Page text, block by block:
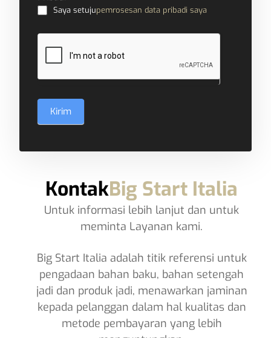
Saya setujupemrosesan data pribadi saya
Kirim
KontakBig Start Italia
Untuk informasi lebih lanjut dan untuk
meminta Layanan kami.
Big Start Italia adalah titik referensi untuk
pengadaan bahan baku, bahan setengah
jadi dan produk jadi, menawarkan jaminan
kepada pelanggan dalam hal kualitas dan
metode pembayaran yang lebih